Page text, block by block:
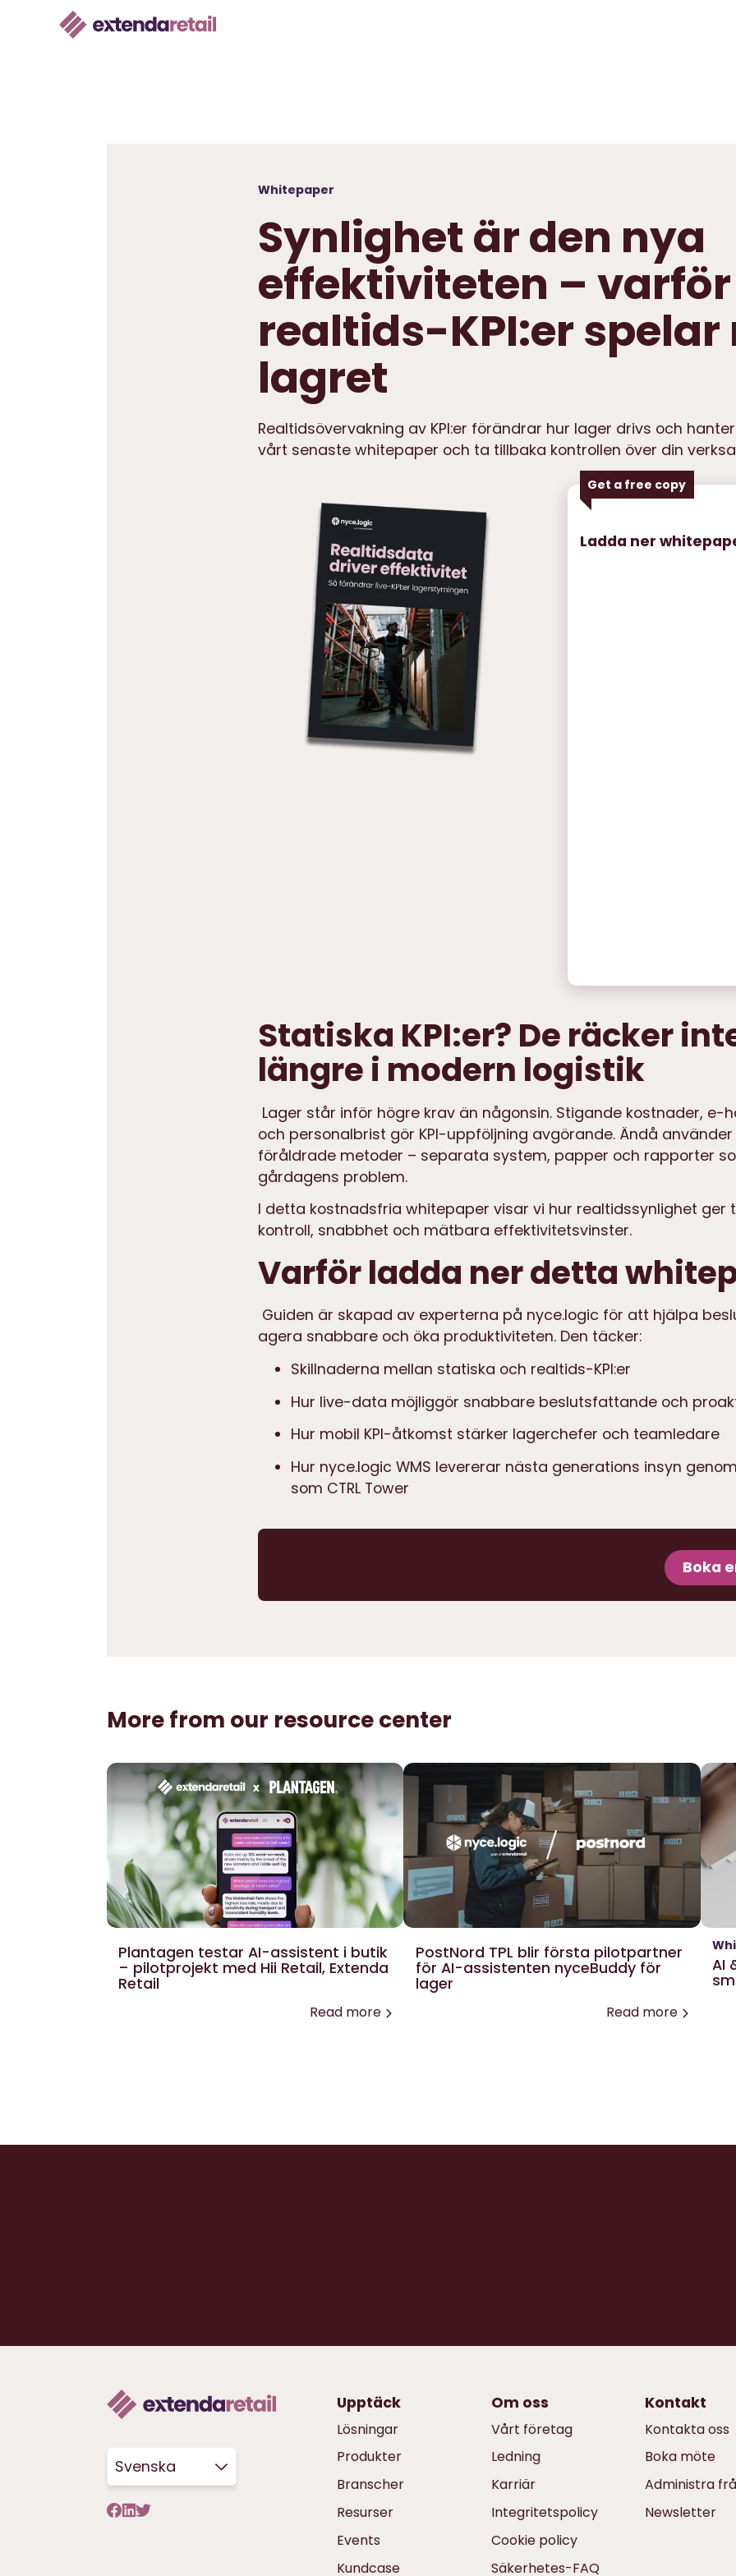
Whitepaper
Synlighet är den nya
effektiviteten – varför
realtids-KPI:er spelar
lagret
Realtidsövervakning av KPI:er förändrar hur lager drivs och
vårt senaste whitepaper och ta tillbaka kontrollen över din
Get a free copy
Ladda ner
Statiska KPI:er? De räcker
längre i modern logistik
Lager står inför högre krav än någonsin. Stigande kostnader, e-
och personalbrist gör KPI-uppföljning avgörande. Ändå
föråldrade metoder – separata system, papper och rapporter
gårdagens problem.
I detta kostnadsfria whitepaper visar vi hur realtidssynlighet ger
kontroll, snabbhet och mätbara effektivitetsvinster.
Varför ladda ner detta
Guiden är skapad av experterna på nyce.logic för att hjälpa
agera snabbare och öka produktiviteten. Den täcker:
Skillnaderna mellan statiska och realtids-KPI:er
Hur live-data möjliggör snabbare beslutsfattande och
Hur mobil KPI-åtkomst stärker lagerchefer och teamledare
Hur nyce.logic WMS levererar nästa generations insyn
som CTRL Tower
Boka
More from our resource center
Plantagen testar AI-assistent i butik
– pilotprojekt med Hii Retail, Extenda
Retail
Read more
PostNord TPL blir första pilotpartner
för AI-assistenten nyceBuddy för
lager
Read more
AI
Svenska
Upptäck
Lösningar
Produkter
Branscher
Resurser
Events
Kundcase
Om oss
Vårt företag
Ledning
Karriär
Integritetspolicy
Cookie policy
Säkerhetes-FAQ
Kontakt
Kontakta oss
Boka möte
Administra
Newsletter